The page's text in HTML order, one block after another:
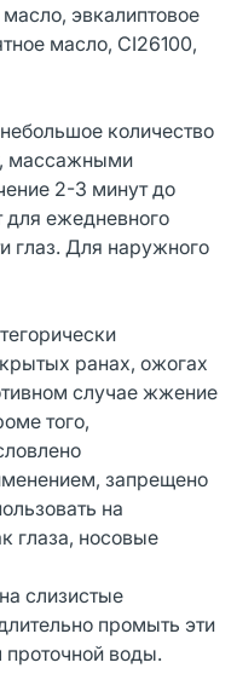
эвкалиптовое
масло, CI26100,
количество
массажными
2-3 минут до
для ежедневного
глаз. Для наружного
ранах, ожогах
случае жжение
того,
запрещено
на
глаза, носовые
слизистые
промыть эти
воды.